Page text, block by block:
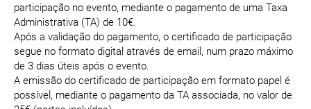
participação no evento, mediante o pagamento de uma Taxa
Administrativa (TA) de 10€.
Após a validação do pagamento, o certificado de participação
segue no formato digital através de email, num prazo máximo
de 3 dias úteis após o evento.
A emissão do certificado de participação em formato papel é
possível, mediante o pagamento da TA associada, no valor de